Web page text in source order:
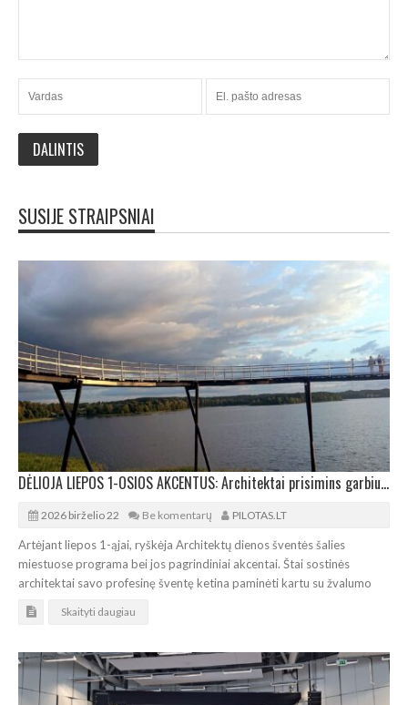
SUSIJE STRAIPSNIAI
DĖLIOJA LIEPOS 1-OSIOS AKCENTUS: Architektai prisimins garbius kolegas bei jungsis bendrai kelionei
2026 birželio 22 Be komentarų PILOTAS.LT
Artėjant liepos 1-ąjai, ryškėja Architektų dienos šventės šalies
miestuose programa bei jos pagrindiniai akcentai. Štai sostinės
architektai savo profesinę šventę ketina paminėti kartu su žvalumo
Skaityti daugiau